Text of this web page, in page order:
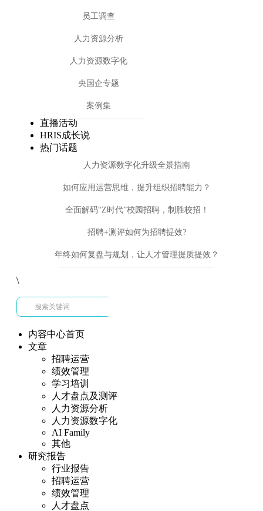
员工调查
人力资源分析
人力资源数字化
央国企专题
案例集
直播活动
HRIS成长说
热门话题
人力资源数字化升级全景指南
如何应用运营思维，提升组织招聘能力？
全面解码“Z时代”校园招聘，制胜校招！
招聘+测评如何为招聘提效?
年终如何复盘与规划，让人才管理提质提效？
\
内容中心首页
文章
招聘运营
绩效管理
学习培训
人才盘点及测评
人力资源分析
人力资源数字化
AI Family
其他
研究报告
行业报告
招聘运营
绩效管理
人才盘点